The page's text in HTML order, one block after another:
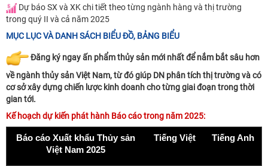
Dự báo SX và XK chi tiết theo từng ngành hàng và thị trường
trong quý II và cả năm 2025
MỤC LỤC VÀ DANH SÁCH BIỂU ĐỒ, BẢNG BIỂU
Đăng ký ngay ấn phẩm thủy sản mới nhất để nắm bắt sâu hơn
về ngành thủy sản Việt Nam, từ đó giúp DN phân tích thị trường và có
cơ sở xây dựng chiến lược kinh doanh cho từng giai đoạn trong thời
gian tới.
Kế hoạch dự kiến phát hành Báo cáo trong năm 2025:
Báo cáo Xuất khẩu Thủy sản
Việt Nam 2025
Tiếng Việt Tiếng Anh